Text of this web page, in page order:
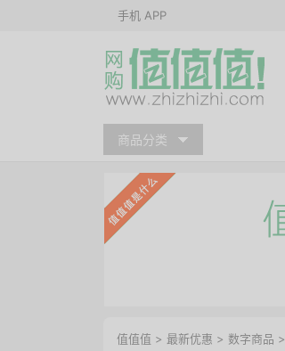
手机 APP
商品分类
值值值 > 最新优惠 > 数字商品 >